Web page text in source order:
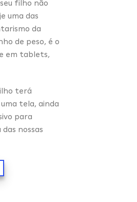
filho não
uma das
da
de peso, é o
em tablets,
terá
tela, ainda
para
nossas